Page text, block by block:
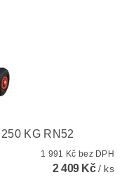
KG RN52
1 991 Kč bez DPH
2 409 Kč/ ks